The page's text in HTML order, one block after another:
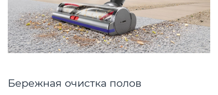
Бережная очистка полов